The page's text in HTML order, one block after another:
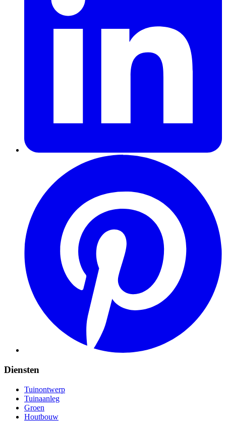
Diensten
Tuinontwerp
Tuinaanleg
Groen
Houtbouw